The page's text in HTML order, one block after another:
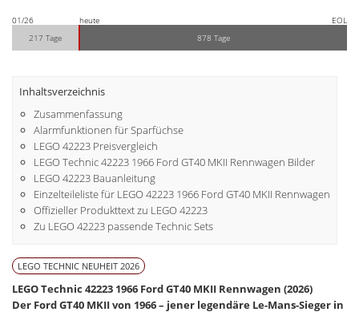
01/26 heute
EOL
217 Tage
878 Tage
Inhaltsverzeichnis
Zusammenfassung
Alarmfunktionen für Sparfüchse
LEGO 42223 Preisvergleich
LEGO Technic 42223 1966 Ford GT40 MKII Rennwagen Bilder
LEGO 42223 Bauanleitung
Einzelteileliste für LEGO 42223 1966 Ford GT40 MKII Rennwagen
Offizieller Produkttext zu LEGO 42223
Zu LEGO 42223 passende Technic Sets
LEGO TECHNIC NEUHEIT 2026
LEGO Technic 42223 1966 Ford GT40 MKII Rennwagen (2026)
Der Ford GT40 MKII von 1966 – jener legendäre Le-Mans-Sieger in